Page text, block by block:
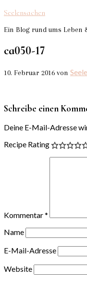
Seelensachen
Ein Blog rund ums Leben
ca050-17
10. Februar 2016 von
Schreibe einen
Deine E-Mail-Adresse
Recipe Rating
Kommentar*
Name
E-Mail-Adresse
Website